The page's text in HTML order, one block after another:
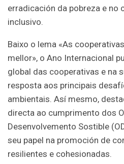
erradicación da pobreza e no
inclusivo.
Baixo o lema «As
mellor», o Ano Internacional
global das cooperativas e na
resposta aos principais
ambientais. Así mesmo,
directa ao cumprimento dos
Desenvolvemento Sostible
seu papel na promoción de
resilientes e cohesionadas.